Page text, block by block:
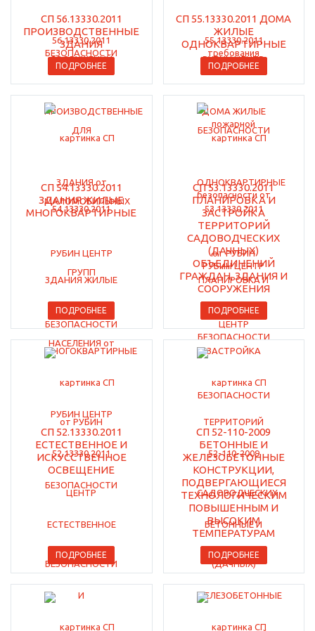
СП 56.13330.2011
ПРОИЗВОДСТВЕННЫЕ
ЗДАНИЯ
ПОДРОБНЕЕ
СП 55.13330.2011 ДОМА
ЖИЛЫЕ
ОДНОКВАРТИРНЫЕ
ПОДРОБНЕЕ
СП 54.13330.2011
ЗДАНИЯ ЖИЛЫЕ
МНОГОКВАРТИРНЫЕ
ПОДРОБНЕЕ
СП 53.13330.2011
ПЛАНИРОВКА И
ЗАСТРОЙКА
ТЕРРИТОРИЙ
САДОВОДЧЕСКИХ
(ДАЧНЫХ)
ОБЪЕДИНЕНИЙ
ГРАЖДАН, ЗДАНИЯ И
СООРУЖЕНИЯ
ПОДРОБНЕЕ
СП 52.13330.2011
ЕСТЕСТВЕННОЕ И
ИСКУССТВЕННОЕ
ОСВЕЩЕНИЕ
ПОДРОБНЕЕ
СП 52-110-2009
БЕТОННЫЕ И
ЖЕЛЕЗОБЕТОННЫЕ
КОНСТРУКЦИИ,
ПОДВЕРГАЮЩИЕСЯ
ТЕХНОЛОГИЧЕСКИМ
ПОВЫШЕННЫМ И
ВЫСОКИМ
ТЕМПЕРАТУРАМ
ПОДРОБНЕЕ